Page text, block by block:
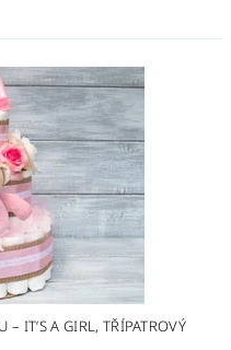
IT’S A GIRL, TŘÍPATROVÝ